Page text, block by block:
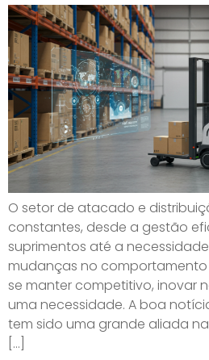
O setor de atacado e
constantes, desde a gestão
suprimentos até a
mudanças no comportamento
se manter competitivo, inovar
uma necessidade. A boa
tem sido uma grande aliada
[…]